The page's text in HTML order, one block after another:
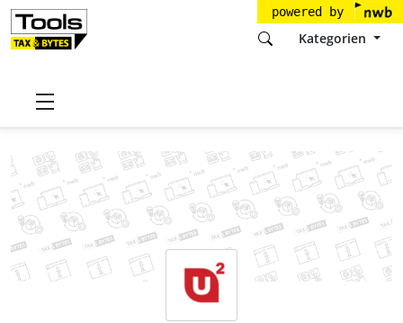
powered by
Kategorien
Startseite